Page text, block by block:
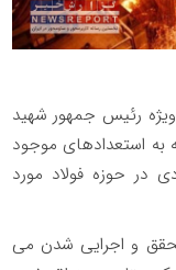
رئیس جمهور شهید
به استعدادهای موجود
در حوزه فولاد مورد
و اجرایی شدن می